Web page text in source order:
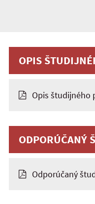
OPIS
Opis študijného
ODPORÚČANÝ
Odporúčaný